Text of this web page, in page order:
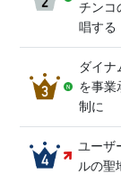
チンコ
唱する
ダイナ
を事
制に
ユーザ
ルの聖